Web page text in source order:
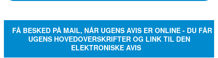
FÅ BESKED PÅ MAIL, NÅR UGENS AVIS ER ONLINE - DU FÅR
UGENS HOVEDOVERSKRIFTER OG LINK TIL DEN
ELEKTRONISKE AVIS